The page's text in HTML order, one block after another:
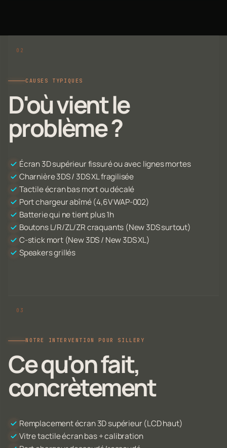
CAUSES TYPIQUES
D'où vient le
problème ?
Écran 3D supérieur fissuré ou avec lignes mortes
Charnière 3DS / 3DS XL fragilisée
Tactile écran bas mort ou décalé
Port chargeur abîmé (4,6V WAP-002)
Batterie qui ne tient plus 1h
Boutons L/R/ZL/ZR craquants (New 3DS surtout)
C-stick mort (New 3DS / New 3DS XL)
Speakers grillés
NOTRE INTERVENTION POUR SILLERY
Ce qu'on fait,
concrètement
Remplacement écran 3D supérieur (LCD haut)
Vitre tactile écran bas + calibration